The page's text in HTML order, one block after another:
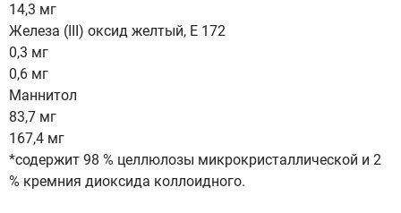
14,3 мг
Железа (III) оксид желтый, Е 172
0,3 мг
0,6 мг
Маннитол
83,7 мг
167,4 мг
*содержит 98 % целлюлозы микрокристаллической и 2
% кремния диоксида коллоидного.